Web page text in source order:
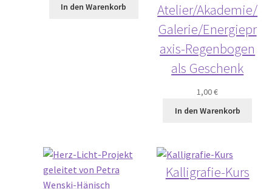
In den Warenkorb
Atelier/Akademie/
Galerie/Energiepr
axis-Regenbogen
als Geschenk
1,00€
In den Warenkorb
Kalligrafie-Kurs